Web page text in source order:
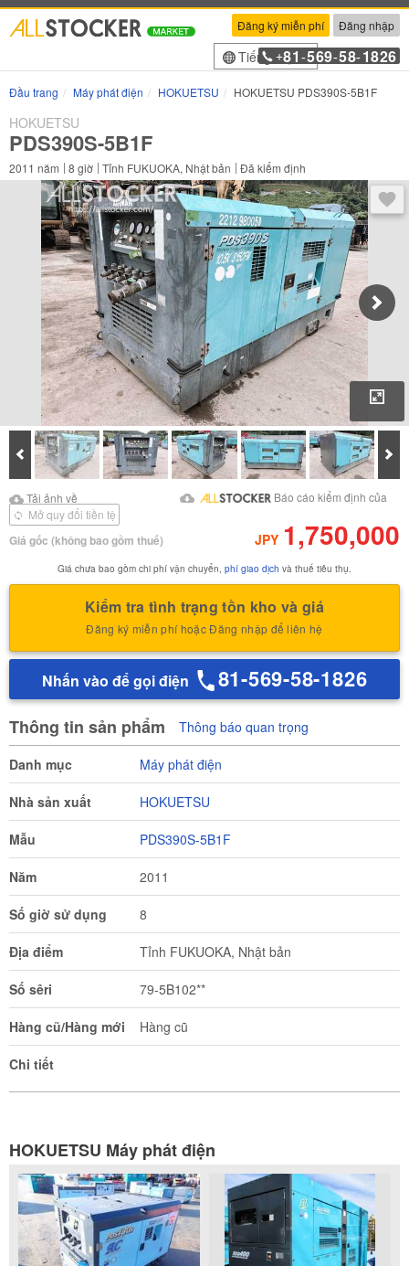
Đăng ký miễn phí Đăng nhập
Tiếng Việt
+81 -569-58-1826
Đầu trang Máy phát điện HOKUETSU HOKUETSU PDS390S-5B1F
HOKUETSU
PDS390S-5B1F
2011 năm 8 giờ Tỉnh FUKUOKA, Nhật bản Đã kiểm định
Prev
Tải ảnh về
Tải ảnh về Tải ảnh về Báo cáo kiểm
Báo cáo kiểm định của
Giá gốc (không bao gồm thuế) JPY 1,750,000
Mở quy đổi tiền tệ
Giá chưa bao gồm chi phí vận chuyển, phí giao dịch và thuế tiêu thụ.
Kiểm tra tình trạng tồn kho và giá
Đăng ký miễn phí hoặc Đăng nhập để liên hệ
Nhấn vào để gọi điện 81-569-58-1826
Thông tin sản phẩm Thông báo quan trọng
Danh mục Máy phát điện
Nhà sản xuất HOKUETSU
Mẫu PDS390S-5B1F
Năm 2011
Số giờ sử dụng 8
Địa điểm Tỉnh FUKUOKA, Nhật bản
Số sêri 79-5B102**
Hàng cũ/Hàng mới Hàng cũ
Chi tiết
HOKUETSU Máy phát điện